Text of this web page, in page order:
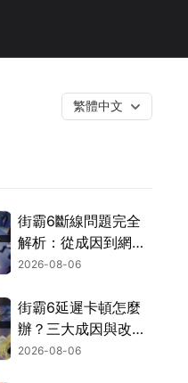
繁體中文
街霸6斷線問題完全
解析：從成因到網路
優化的實用攻略！
2026-08-06
街霸6延遲卡頓怎麼
辦？三大成因與改善
對策！
2026-08-06